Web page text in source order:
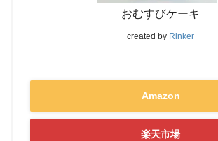
おむすびケーキ
created by Rinker
Amazon
楽天市場